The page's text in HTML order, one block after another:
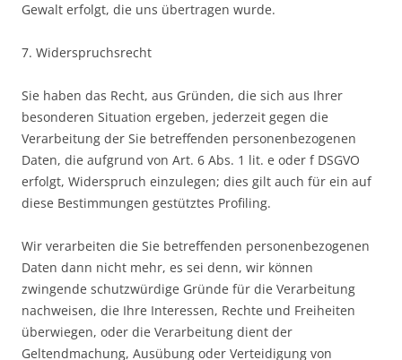
Gewalt erfolgt, die uns übertragen wurde.
7. Widerspruchsrecht
Sie haben das Recht, aus Gründen, die sich aus Ihrer
besonderen Situation ergeben, jederzeit gegen die
Verarbeitung der Sie betreffenden personenbezogenen
Daten, die aufgrund von Art. 6 Abs. 1 lit. e oder f DSGVO
erfolgt, Widerspruch einzulegen; dies gilt auch für ein auf
diese Bestimmungen gestütztes Profiling.
Wir verarbeiten die Sie betreffenden personenbezogenen
Daten dann nicht mehr, es sei denn, wir können
zwingende schutzwürdige Gründe für die Verarbeitung
nachweisen, die Ihre Interessen, Rechte und Freiheiten
überwiegen, oder die Verarbeitung dient der
Geltendmachung, Ausübung oder Verteidigung von